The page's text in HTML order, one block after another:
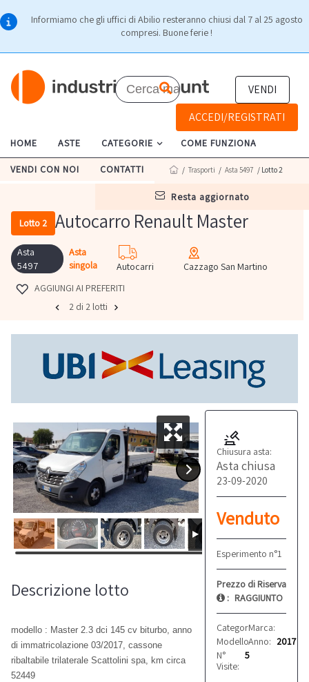
Informiamo che gli uffici di Abilio resteranno chiusi dal 7 al 25 agosto
compresi. Buone ferie !
VENDI
ACCEDI/REGISTRATI
HOME ASTE CATEGORIE COME FUNZIONA
VENDI CON NOI CONTATTI
resta aggiornato
/ Trasporti / Asta 5497 / Lotto 2
Lotto 2 Autocarro Renault Master
Asta
5497
Asta
singola
Autocarri
Cazzago San Martino
AGGIUNGI AI PREFERITI
2 di 2 lotti
Chiusura asta:
Asta chiusa
23-09-2020
Venduto
Esperimento n°1
Prezzo di Riserva
: RAGGIUNTO
Categoria: Autocarri
Marca:
Modello: Master
Anno: 2017
N°
Visite:
5
Descrizione lotto
modello : Master 2.3 dci 145 cv biturbo, anno
di immatricolazione 03/2017, cassone
ribaltabile trilaterale Scattolini spa, km circa
52449